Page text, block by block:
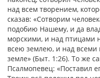
над всем творением,
сказав: «Сотворим
подобию Нашему, и да
морскими, и над птицами
всею землею, и над
земле» (Быт. 1:26). То же
Псалмопевец: «Поставил